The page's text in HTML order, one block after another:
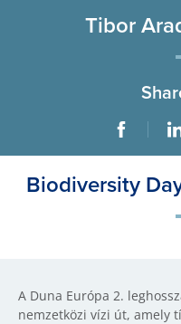
Tibor
Biodiversity
A Duna Európa 2.
nemzetközi vízi út, amely